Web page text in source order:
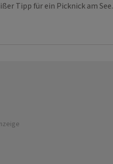
Tipp für ein Picknick am See.